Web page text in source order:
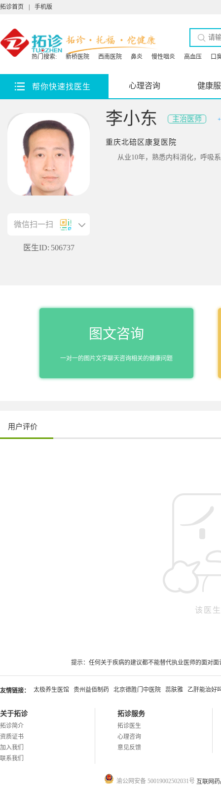
拓诊首页 手机版
热门搜索: 新桥医院 西南医院 鼻炎 慢性咽炎 高血压 口
帮你快速找医生 心理咨询 健康
微信扫一扫
医生ID: 506737
李小东 主治医师
重庆北碚区康复医院
从业10年，熟悉内科消化，呼吸
图文咨询
一对一的图片文字聊天咨询相关的健康问题
用户评价
该医
提示：任何关于疾病的建议都不能替代执业医师的面对
友情链接： 太极养生医馆 贵州益佰制药 北京德胜门中医院 蕊肤雅 乙肝能治好
关于拓诊
拓诊简介
资质证书
加入我们
联系我们
拓诊服务
拓诊医生
心理咨询
意见反馈
渝公网安备 50019002502031号 互联网